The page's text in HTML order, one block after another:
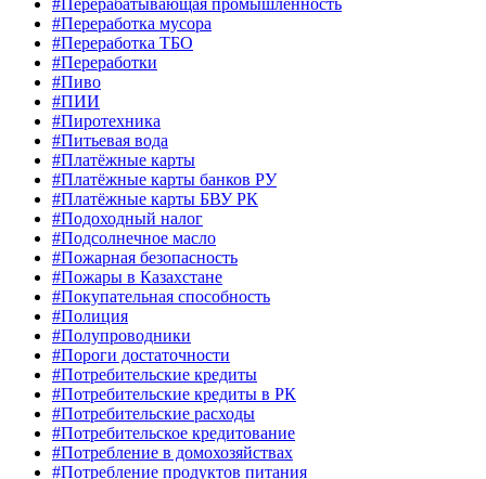
#Перерабатывающая промышленность
#Переработка мусора
#Переработка ТБО
#Переработки
#Пиво
#ПИИ
#Пиротехника
#Питьевая вода
#Платёжные карты
#Платёжные карты банков РУ
#Платёжные карты БВУ РК
#Подоходный налог
#Подсолнечное масло
#Пожарная безопасность
#Пожары в Казахстане
#Покупательная способность
#Полиция
#Полупроводники
#Пороги достаточности
#Потребительские кредиты
#Потребительские кредиты в РК
#Потребительские расходы
#Потребительское кредитование
#Потребление в домохозяйствах
#Потребление продуктов питания